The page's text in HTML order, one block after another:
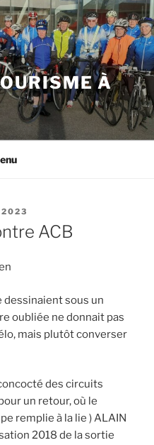
À
ACB
dessinaient sous un
oubliée ne donnait pas
mais plutôt converser
des circuits
un retour, où le
remplie à la lie ) ALAIN
2018 de la sortie